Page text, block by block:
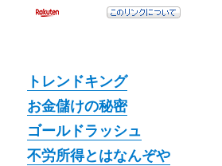
トレンドキング
お金儲けの秘密
ゴールドラッシュ
不労所得とはなんぞや